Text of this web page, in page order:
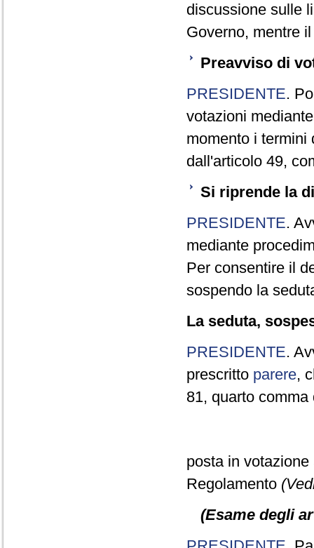
discussione sulle
Governo, mentre
Preavviso di
PRESIDENTE.
votazioni
momento i termini
dall'articolo 49,
Si riprende la
PRESIDENTE.
mediante
Per consentire il
sospendo la
La seduta,
PRESIDENTE.
prescritto parere,
81, quarto
posta in
Regolamento
(Esame degli